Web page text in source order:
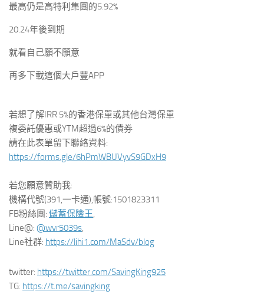
最高仍是高特利集團的5.92%
20.24年後到期
就看自己願不願意
再多下載這個大戶豐APP
若想了解IRR 5%的香港保單或其他台灣保單
複委託優惠或YTM超過6%的債券
請在此表單留下聯絡資料:
https://forms.gle/6hPmWBUVyvS9GDxH9
若您願意贊助我:
機構代號(391,一卡通),帳號:1501823311
FB粉絲團: 儲蓄保險王,
Line@: @wvr5039s,
Line社群: https://lihi1.com/MaSdv/blog
twitter: https://twitter.com/SavingKing925
TG: https://t.me/savingking